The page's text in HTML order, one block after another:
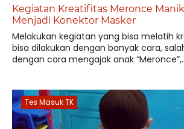
Kegiatan Kreatifitas Meronce
Menjadi Konektor Masker
Melakukan kegiatan yang bisa melatih
bisa dilakukan dengan banyak cara,
dengan cara mengajak anak “Meronce”,..
Tes Masuk TK